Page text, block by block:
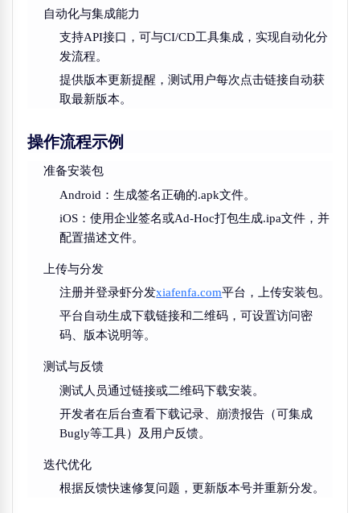
自动化与集成能力
支持API接口，可与CI/CD工具集成，实现自动化分
发流程。
提供版本更新提醒，测试用户每次点击链接自动获
取最新版本。
操作流程示例
准备安装包
Android：生成签名正确的.apk文件。
iOS：使用企业签名或Ad-Hoc打包生成.ipa文件，并
配置描述文件。
上传与分发
注册并登录虾分发xiafenfa.com平台，上传安装包。
平台自动生成下载链接和二维码，可设置访问密
码、版本说明等。
测试与反馈
测试人员通过链接或二维码下载安装。
开发者在后台查看下载记录、崩溃报告（可集成
Bugly等工具）及用户反馈。
迭代优化
根据反馈快速修复问题，更新版本号并重新分发。